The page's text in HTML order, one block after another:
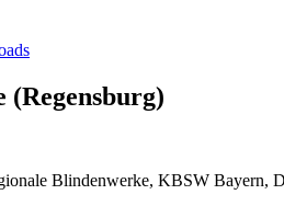
(Regensburg)
Blindenwerke, KBSW Bayern,